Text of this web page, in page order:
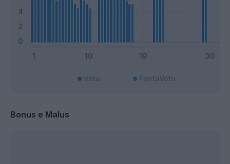
Bonus e Malus